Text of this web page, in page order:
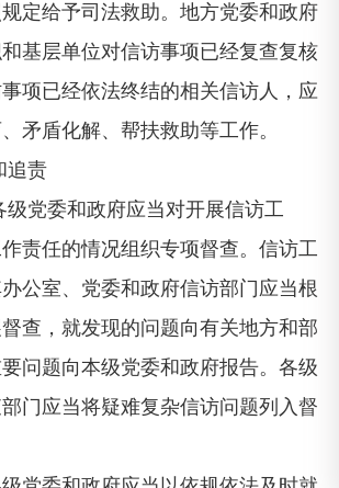
定给予司法救助。地方党委和政府
基层单位对信访事项已经复查复核
项已经依法终结的相关信访人，应
矛盾化解、帮扶救助等工作。
责
党委和政府应当对开展信访工
责任的情况组织专项督查。信访工
公室、党委和政府信访部门应当根
查，就发现的问题向有关地方和部
问题向本级党委和政府报告。各级
门应当将疑难复杂信访问题列入督